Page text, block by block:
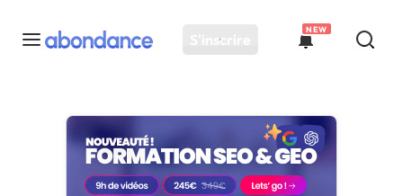
S'inscrire
NEW
Toutes les actus
Actus SEO
Plateforme